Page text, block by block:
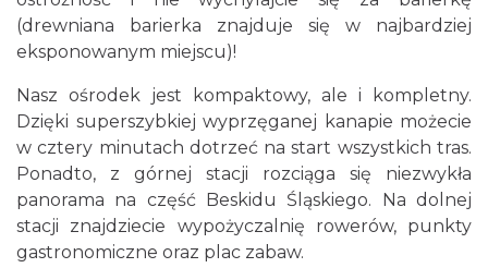
(drewniana barierka znajduje się w najbardziej
eksponowanym miejscu)!
Nasz ośrodek jest kompaktowy, ale i kompletny.
Dzięki superszybkiej wyprzęganej kanapie możecie
w cztery minutach dotrzeć na start wszystkich tras.
Ponadto, z górnej stacji rozciąga się niezwykła
panorama na część Beskidu Śląskiego. Na dolnej
stacji znajdziecie wypożyczalnię rowerów, punkty
gastronomiczne oraz plac zabaw.